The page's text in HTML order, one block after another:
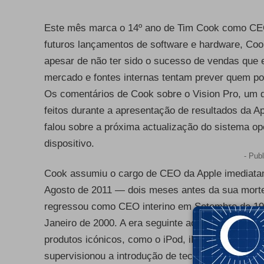
Este mês marca o 14º ano de Tim Cook como
futuros lançamentos de software e hardware,
apesar de não ter sido o sucesso de vendas
mercado e fontes internas tentam prever quem
Os comentários de Cook sobre o Vision Pro, um
feitos durante aapresentação de resultados da
falou sobre a próxima actualização do sistema
dispositivo.
-
Cook assumiu o cargo de CEO da Apple
Agosto de 2011 — dois meses antes da sua
regressou como CEO interino em Setembro de
Janeiro de 2000. A era seguinte ao regresso de
produtos icónicos, como o iPod, iPhone, iPad,
supervisionou a introdução de tecnologias